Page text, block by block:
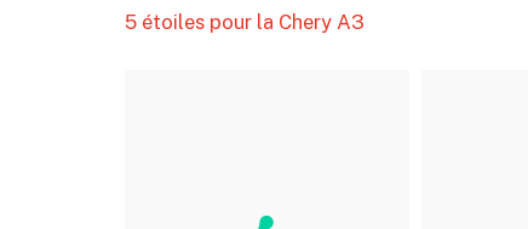
5 étoiles pour la Chery A3